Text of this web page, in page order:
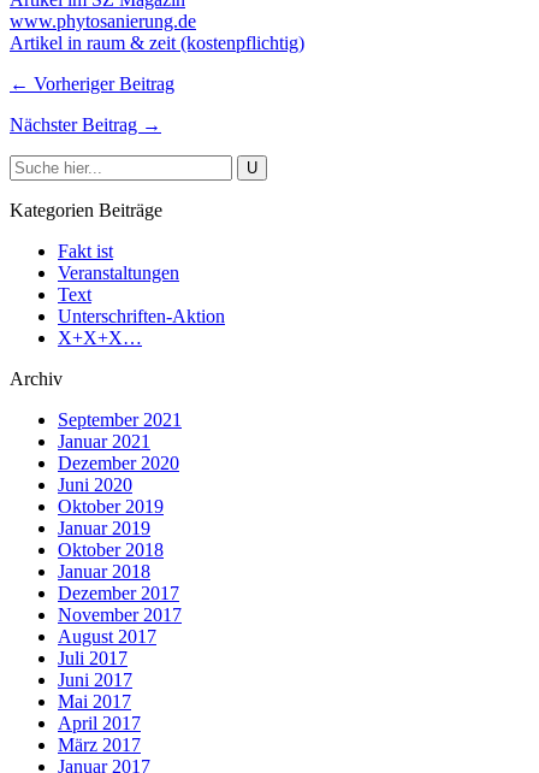
www.phytosanierung.de
Artikel in raum & zeit (kostenpflichtig)
← Vorheriger Beitrag
Nächster Beitrag →
Kategorien Beiträge
Fakt ist
Veranstaltungen
Text
Unterschriften-Aktion
X+X+X…
Archiv
September 2021
Januar 2021
Dezember 2020
Juni 2020
Oktober 2019
Januar 2019
Oktober 2018
Januar 2018
Dezember 2017
November 2017
August 2017
Juli 2017
Juni 2017
Mai 2017
April 2017
März 2017
Januar 2017